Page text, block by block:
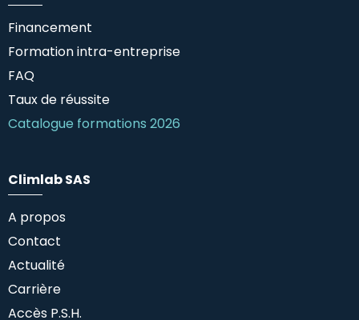
Financement
Formation intra-entreprise
FAQ
Taux de réussite
Catalogue formations 2026
Climlab SAS
A propos
Contact
Actualité
Carrière
Accès P.S.H.